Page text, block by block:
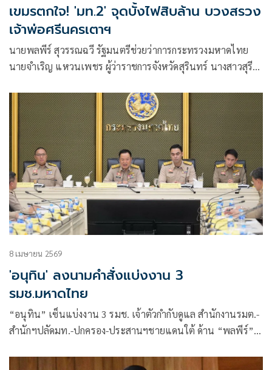
เขมรตกใจ! 'มท.2' จุดบั้งไฟสิบล้าน บวงสรวง
เจ้าพ่อศรีนครเตาฯ
นายพลพีร์ สุวรรณฉวี รัฐมนตรีช่วยว่าการกระทรวงมหาดไทย
นายจำเริญ แหวนเพชร ผู้ว่าราชการจังหวัดสุรินทร์ นางสาวสุรีย์
8 เมษายน 2569
'อนุทิน' ลงนามคำสั่งแบ่งงาน 3
รมช.มหาดไทย
“อนุทิน” เซ็นแบ่งงาน 3 รมช. เจ้าตัวกำกับดูแล สำนักงานรมต.-
สำนักฯปลัดมท.-ปกครอง-ประสานฯชายแดนใต้ ด้าน “พลพีร์”
มท.3 คุมโยธาฯ-ปภ.-กปภ.-กปน. ส่วน “วรศิษฎ์” มท.4 ได้กำกับ